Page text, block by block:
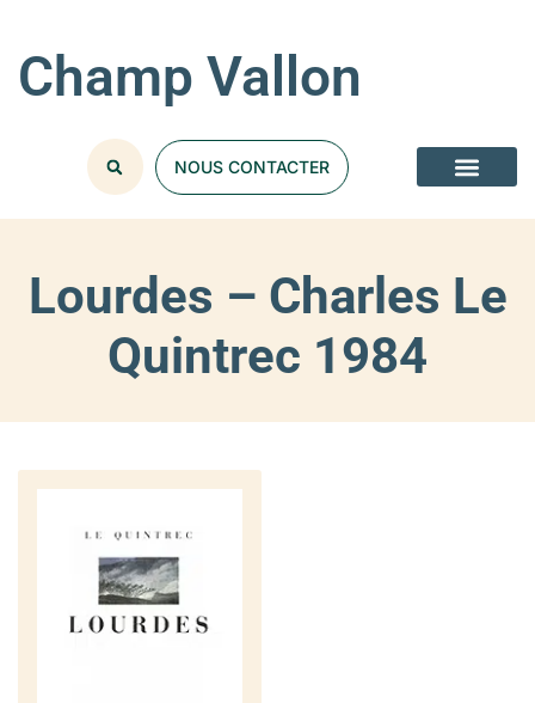
Champ Vallon
NOUS CONTACTER
Lourdes – Charles Le
Quintrec 1984